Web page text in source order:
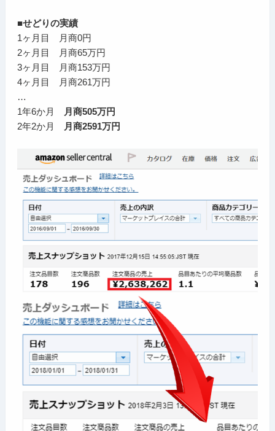
■せどりの実績
1ヶ月目 月商0円
2ヶ月目 月商65万円
3ヶ月目 月商153万円
4ヶ月目 月商261万円
…
1年6か月
月商505万円
2年2か月
月商2591万円